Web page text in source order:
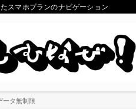
スマホプランのナビゲーション
ータ無制限